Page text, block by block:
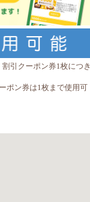
引クーポン券1枚につき
ポン券は1枚まで使用可